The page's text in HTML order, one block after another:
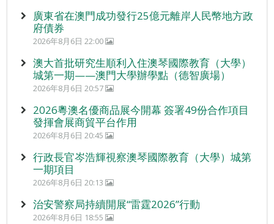
廣東省在澳門成功發行25億元離岸人民幣地方政
府債券
2026年8月6日 22:00
澳大首批研究生順利入住澳琴國際教育（大學）
城第一期——澳門大學辦學點（德智廣場）
2026年8月6日 20:57
2026粵澳名優商品展今開幕 簽署49份合作項目
發揮會展商貿平台作用
2026年8月6日 20:45
行政長官岑浩輝視察澳琴國際教育（大學）城第
一期項目
2026年8月6日 20:13
治安警察局持續開展“雷霆2026”行動
2026年8月6日 18:55